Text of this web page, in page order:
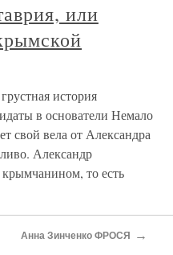
или
история
в основатели Немало
свой вела от Александра
Александр
то есть
Ермаков)
Анна Зинченко ФРОСЯ →